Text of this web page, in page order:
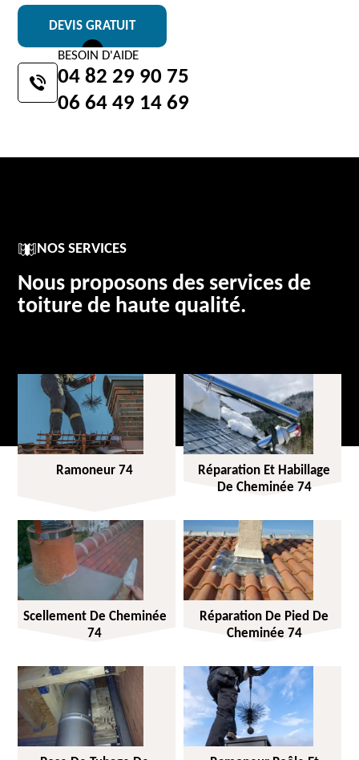
DEVIS GRATUIT
BESOIN D'AIDE
04 82 29 90 75
06 64 49 14 69
NOS SERVICES
Nous proposons des services de
toiture de haute qualité.
Ramoneur 74
Réparation Et Habillage
De Cheminée 74
Scellement De Cheminée
74
Réparation De Pied De
Cheminée 74